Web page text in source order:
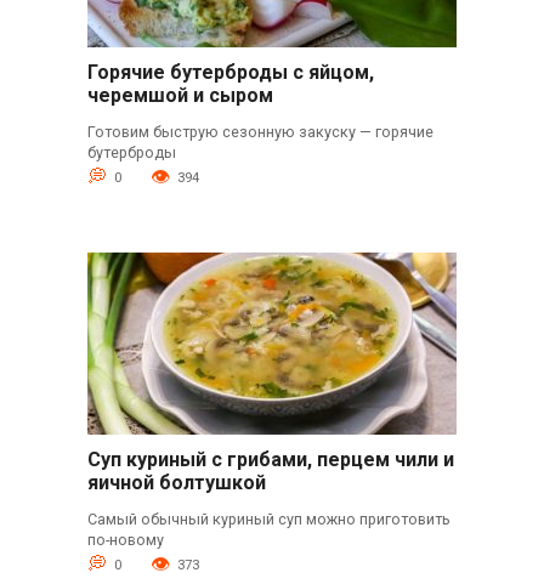
Горячие бутерброды с яйцом,
черемшой и сыром
Готовим быструю сезонную закуску — горячие
бутерброды
0 394
Суп куриный с грибами, перцем чили и
яичной болтушкой
Самый обычный куриный суп можно приготовить
по-новому
0 373